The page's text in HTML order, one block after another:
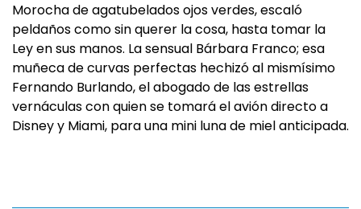
Morocha de agatubelados ojos verdes, escaló
peldaños como sin querer la cosa, hasta tomar la
Ley en sus manos. La sensual Bárbara Franco; esa
muñeca de curvas perfectas hechizó al mismísimo
Fernando Burlando, el abogado de las estrellas
vernáculas con quien se tomará el avión directo a
Disney y Miami, para una mini luna de miel anticipada.